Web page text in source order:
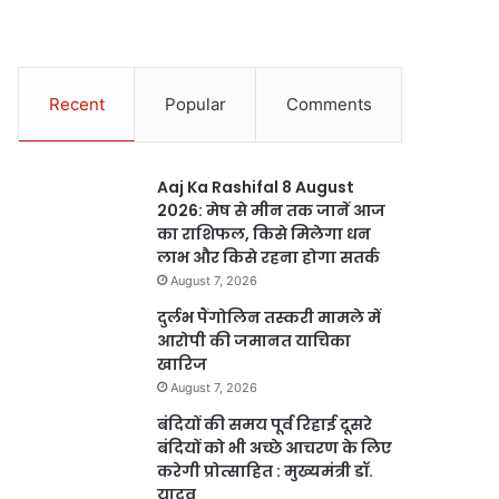
Recent Popular Comments
Aaj Ka Rashifal 8 August
2026: मेष से मीन तक जानें आज
का राशिफल, किसे मिलेगा धन
लाभ और किसे रहना होगा सतर्क
August 7, 2026
दुर्लभ पैंगोलिन तस्करी मामले में
आरोपी की जमानत याचिका
खारिज
August 7, 2026
बंदियों की समय पूर्व रिहाई दूसरे
बंदियों को भी अच्छे आचरण के लिए
करेगी प्रोत्साहित : मुख्यमंत्री डॉ.
यादव